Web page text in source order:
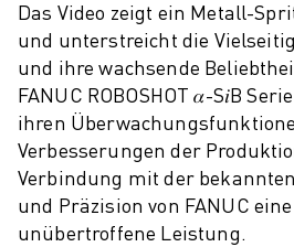
ALLE APPLIKATIONEN
5-ACHS-BEARBEITUNG
LICHTBOGENSCHWEISSEN
MONTAGE
CNC-SCHLEIFEN
CNC-FRÄSEN
CNC-DREHEN
HOCHGESCHWINDIGKEITSBOHREN UND -
SPRITZGUSS
Das Video zeigt ein Metall-
und unterstreicht die
und ihre wachsende
FANUC ROBOSHOT 𝛼-S𝑖B
ihren
Verbesserungen der
Verbindung mit der
und Präzision von FANUC
unübertroffene Leistung.